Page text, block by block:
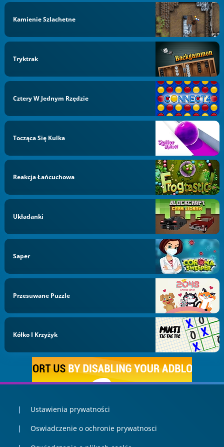
Kamienie Szlachetne
Tryktrak
Cztery W Jednym Rzędzie
Tocząca Się Kulka
Reakcja Łańcuchowa
Układanki
Saper
Przesuwane Puzzle
Kółko I Krzyżyk
Ustawienia prywatności
Oswiadczenie o ochronie prywatnosci